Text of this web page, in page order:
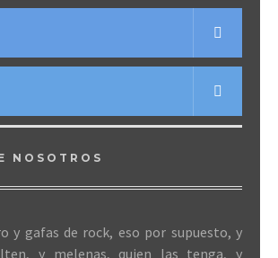
NOSOTROS
y gafas de rock, eso por supuesto, y
y melenas, quien las tenga, y